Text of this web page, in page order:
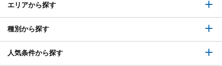
エリアから探す
種別から探す
人気条件から探す